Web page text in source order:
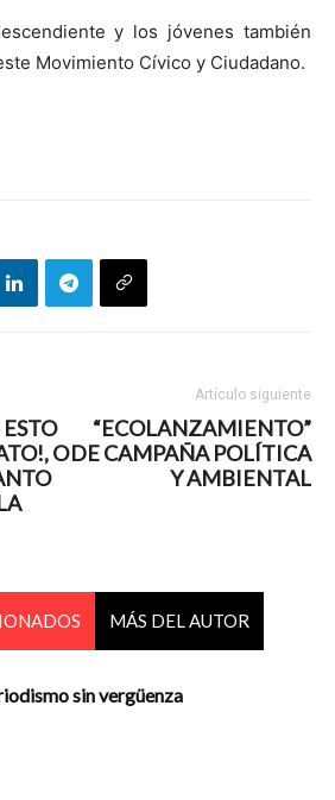
y los jóvenes también
Movimiento Cívico y Ciudadano.
O
Artículo siguiente
“ECOLANZAMIENTO”
DE CAMPAÑA POLÍTICA
Y AMBIENTAL
MÁS DEL AUTOR
sin vergüenza